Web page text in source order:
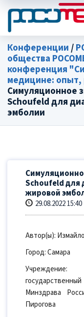
Конференции/
общества
конференция
медицине: опыт,
Симуляционное
Schoufeld для
эмболии
Schoufeld для
жировой
29.08.2022 15:40
Автор(ы):
Город: Самара
Минздрава
Пирогова